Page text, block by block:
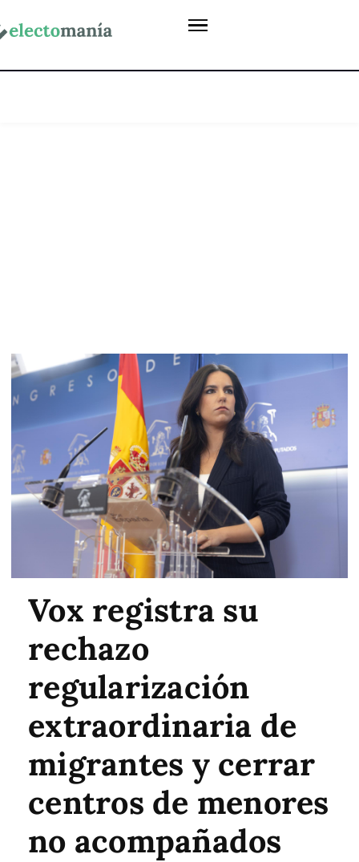
Vox registra su
rechazo
regularización
extraordinaria de
migrantes y cerrar
centros de menores
no acompañados